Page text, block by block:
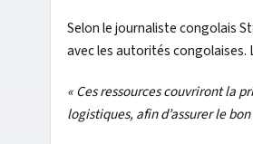
Selon le journaliste congolais
avec les autorités congolaises.
« Ces ressources couvriront la
logistiques, afin d’assurer le